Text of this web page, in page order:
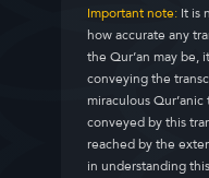
Important note:It is
how accurate any
the Qur’an may be,
conveying the
miraculous
conveyed by this
reached by the
in understanding